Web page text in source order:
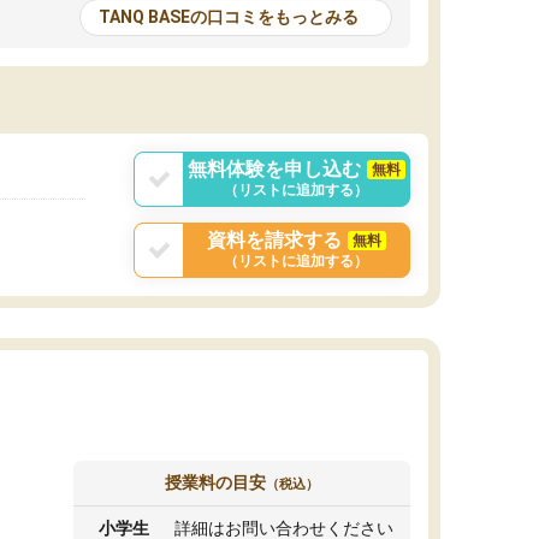
る機会が増えたり
試験対策の面接練
と伝えることもで
が多いので、その子達に感化されて自分も『も
っと何かに取り組んでみよう』と思えます。
はたらく部はオンラインなので、色々な場所の
TANQ BASEの口コミをもっとみる
無料体験を申し込む
無料
（リストに追加する）
資料を請求する
無料
（リストに追加する）
授業料の目安 （税込）
小学生 詳細はお問い合わせください